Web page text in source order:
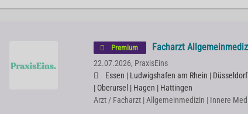
Premium Facharzt
22.07.2026, PraxisEins
Essen | Ludwigshafen am Rhein |
| Oberursel | Hagen | Hattingen
Arzt / Facharzt | Allgemeinmedizin | Innere